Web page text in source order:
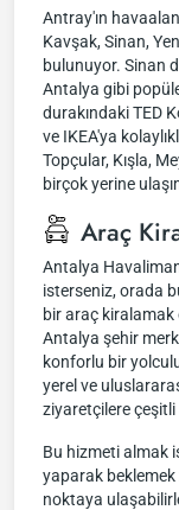
Antray'ın
Kavşak, Sinan,
bulunuyor. Sinan
Antalya gibi
durakındaki TED
ve IKEA'ya
Topçular, Kışla,
birçok yerine
Araç
Antalya
isterseniz, orada
bir araç kiralamak
Antalya şehir
konforlu bir
yerel ve
ziyaretçilere
Bu hizmeti almak
yaparak beklemek
noktaya